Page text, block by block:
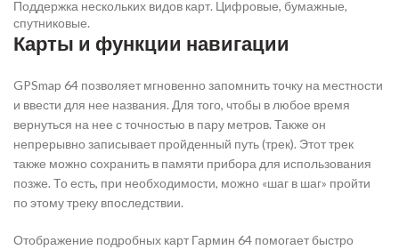
Поддержка нескольких видов карт. Цифровые, бумажные,
спутниковые.
Карты и функции навигации
GPSmap 64 позволяет мгновенно запомнить точку на местности
и ввести для нее названия. Для того, чтобы в любое время
вернуться на нее с точностью в пару метров. Также он
непрерывно записывает пройденный путь (трек). Этот трек
также можно сохранить в памяти прибора для использования
позже. То есть, при необходимости, можно «шаг в шаг» пройти
по этому треку впоследствии.
Отображение подробных карт Гармин 64 помогает быстро